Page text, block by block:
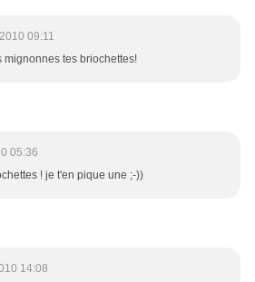
09:11
mignonnes tes briochettes!
05:36
! je t'en pique une ;-))
14:08